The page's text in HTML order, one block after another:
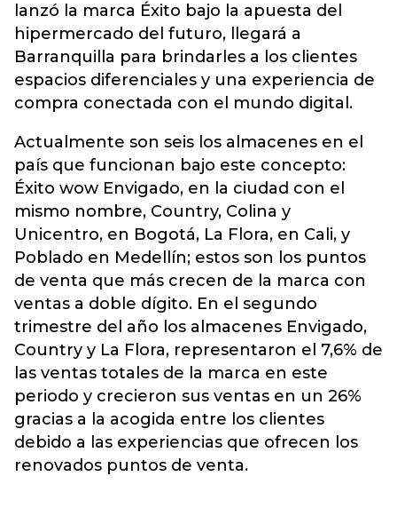
lanzó la marca Éxito bajo la apuesta del
hipermercado del futuro, llegará a
Barranquilla para brindarles a los clientes
espacios diferenciales y una experiencia de
compra conectada con el mundo digital.
Actualmente son seis los almacenes en el
país que funcionan bajo este concepto:
Éxito wow Envigado, en la ciudad con el
mismo nombre, Country, Colina y
Unicentro, en Bogotá, La Flora, en Cali, y
Poblado en Medellín; estos son los puntos
de venta que más crecen de la marca con
ventas a doble dígito. En el segundo
trimestre del año los almacenes Envigado,
Country y La Flora, representaron el 7,6% de
las ventas totales de la marca en este
periodo y crecieron sus ventas en un 26%
gracias a la acogida entre los clientes
debido a las experiencias que ofrecen los
renovados puntos de venta.